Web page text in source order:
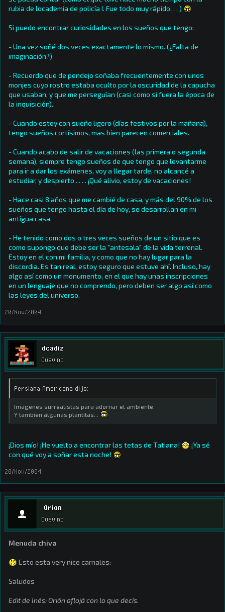
rubia de locademia de policía I. Fue todo muy rápido. . . )
Si puedo encontrar curiosidades en los sueños que tengo:
- Una vez soñé dos veces exactamente lo mismo. (¿Falta de
imaginación?)
- Recuerdo que de pendejo soñaba frecuentemente con unos
monjes cuyo rostro estaba oculto por la oscuridad de la capucha
que usaban, y que me perseguían (casi como si fuera la época de
la inquisición).
- Cuando estoy con sueño ligero (días festivos por la mañana),
tengo sueños cortísimos, mas bien parecen comerciales.
- Cuando acabo de salir de vacaciones (las primera o segunda
semana), siempre tengo sueños de que tengo que levantarme
para ir a dar los exámenes, voy a llegar tarde, no alcancé a
estudiar, y despierto . . . . ¡Qué alivio, estoy de vacaciones!
- Hace casi 8 años que me cambié de casa, y más del 90% de los
sueños que tengo hasta el día de hoy, se desarrollan en mi
antigua casa.
- He tenido como dos o tres veces sueños de un sitio que es
como supongo que debe ser la "antesala" de la vida terrenal.
Estoy en el con mi familia, y como que no hay lugar para la
discordia. Es tan real, estoy seguro que estuve ahí. Incluso, hay
algo así como un monumento, en el que hay unas inscripciones
en un lenguaje que no comprendo, pero deben ser algo así como
las leyes del universo.
20/Nov/2004
dcadiz
Cuevino
Persiana Americana dijo:
Imagenes surrealistas para adornar el ambiente.
Y tambien algunas plantitas...
¡Dios mío! ¡He vuelto a encontrar las tetas de Tatiana!
¡Ya sé
con qué voy a soñar esta noche!
20/Nov/2004
Orion
Cuevino
Menuda chiva
Esto esta very nice carnales:
Saludos
Edit de Inés: Orión aflojá con lo que decís.